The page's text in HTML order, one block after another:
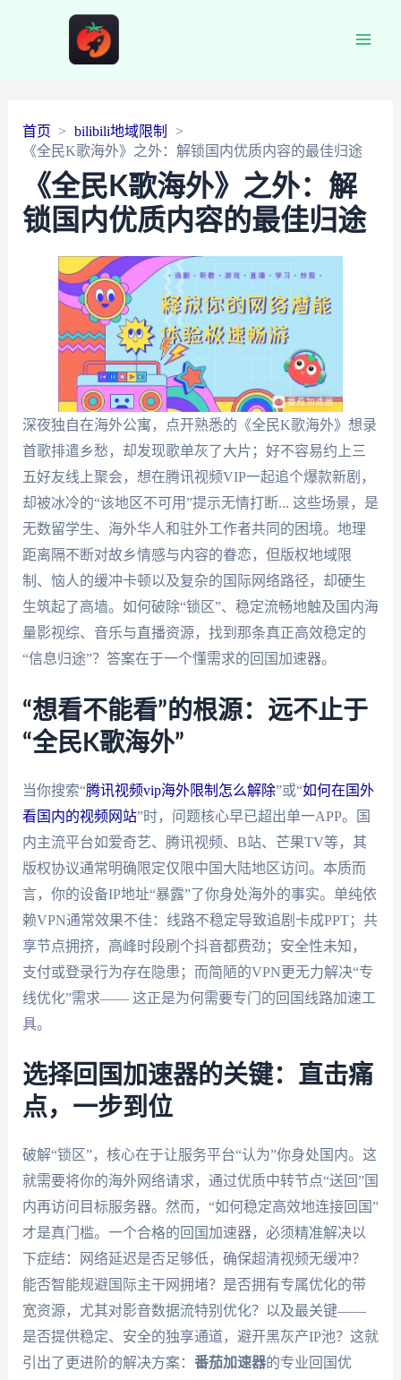
首页
bilibili地域限制
《全民K歌海外》之外：解锁国内优质内容的最佳归途
《全民K歌海外》之外：解
锁国内优质内容的最佳归途
深夜独自在海外公寓，点开熟悉的《全民K歌海外》想录
首歌排遣乡愁，却发现歌单灰了大片；好不容易约上三
五好友线上聚会，想在腾讯视频VIP一起追个爆款新剧，
却被冰冷的“该地区不可用”提示无情打断... 这些场景，是
无数留学生、海外华人和驻外工作者共同的困境。地理
距离隔不断对故乡情感与内容的眷恋，但版权地域限
制、恼人的缓冲卡顿以及复杂的国际网络路径，却硬生
生筑起了高墙。如何破除“锁区”、稳定流畅地触及国内海
量影视综、音乐与直播资源，找到那条真正高效稳定的
“信息归途”？答案在于一个懂需求的回国加速器。
“想看不能看”的根源：远不止于
“全民K歌海外”
当你搜索“腾讯视频vip海外限制怎么解除”或“如何在国外
看国内的视频网站”时，问题核心早已超出单一APP。国
内主流平台如爱奇艺、腾讯视频、B站、芒果TV等，其
版权协议通常明确限定仅限中国大陆地区访问。本质而
言，你的设备IP地址“暴露”了你身处海外的事实。单纯依
赖VPN通常效果不佳：线路不稳定导致追剧卡成PPT；共
享节点拥挤，高峰时段刷个抖音都费劲；安全性未知，
支付或登录行为存在隐患；而简陋的VPN更无力解决“专
线优化”需求—— 这正是为何需要专门的回国线路加速工
具。
选择回国加速器的关键：直击痛
点，一步到位
破解“锁区”，核心在于让服务平台“认为”你身处国内。这
就需要将你的海外网络请求，通过优质中转节点“送回”国
内再访问目标服务器。然而，“如何稳定高效地连接回国”
才是真门槛。一个合格的回国加速器，必须精准解决以
下症结：网络延迟是否足够低，确保超清视频无缓冲？
能否智能规避国际主干网拥堵？是否拥有专属优化的带
宽资源，尤其对影音数据流特别优化？以及最关键——
是否提供稳定、安全的独享通道，避开黑灰产IP池？这就
引出了更进阶的解决方案： 番茄加速器的专业回国优